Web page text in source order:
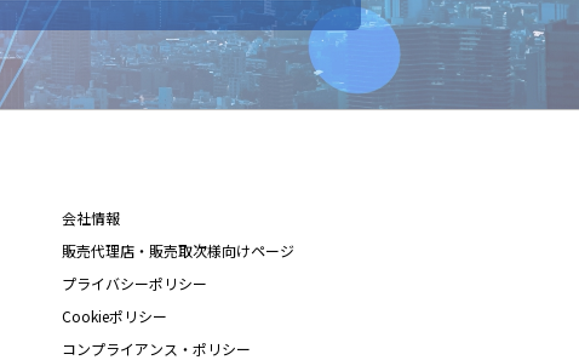
会社情報
販売代理店・販売取次様向けページ
プライバシーポリシー
Cookieポリシー
コンプライアンス・ポリシー